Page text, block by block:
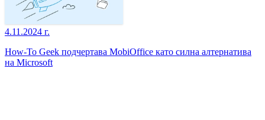
4.11.2024 г.
How-To Geek подчертава MobiOffice като силна алтернатива
на Microsoft